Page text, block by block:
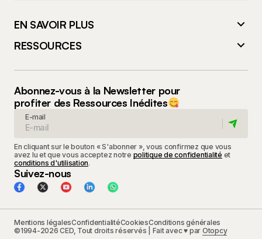
EN SAVOIR PLUS
RESSOURCES
Abonnez-vous à la Newsletter pour
profiter des Ressources Inédites
E-mail
En cliquant sur le bouton « S'abonner », vous confirmez que vous
avez lu et que vous acceptez notre politique de confidentialité et
conditions d'utilisation.
Suivez-nous
Mentions légalesConfidentialitéCookiesConditions générales
©1994-2026 CED, Tout droits réservés | Fait avec ♥ par Otopcy